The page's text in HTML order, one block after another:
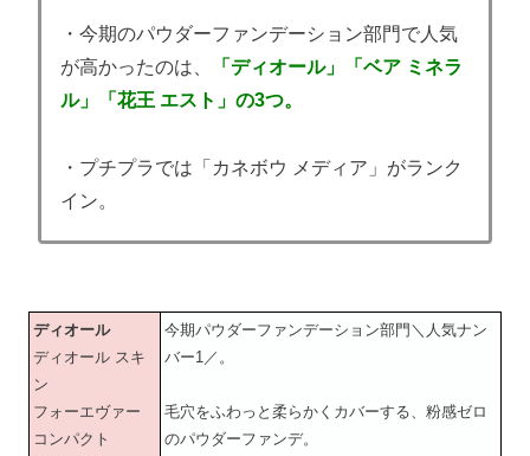
・今期のパウダーファンデーション部門で人気
が高かったのは、
「ディオール」「ベア ミネラ
ル」「花王 エスト」の3つ。
・プチプラでは「カネボウ メディア」がランク
イン。
ディオール
ディオール スキ
ン
フォーエヴァー
コンパクト
今期パウダーファンデーション部門＼人気ナン
バー1／。
毛穴をふわっと柔らかくカバーする、粉感ゼロ
のパウダーファンデ。